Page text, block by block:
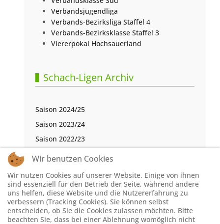
Verbandsjugendliga
Verbands-Bezirksliga Staffel 4
Verbands-Bezirksklasse Staffel 3
Viererpokal Hochsauerland
Schach-Ligen Archiv
Saison 2024/25
Saison 2023/24
Saison 2022/23
Saison 2021/22
Saison 2019/20
Saison 2018/19
Saison 2017/18
Wir benutzen Cookies
Wir nutzen Cookies auf unserer Website. Einige von ihnen
sind essenziell für den Betrieb der Seite, während andere
uns helfen, diese Website und die Nutzererfahrung zu
verbessern (Tracking Cookies). Sie können selbst
entscheiden, ob Sie die Cookies zulassen möchten. Bitte
beachten Sie, dass bei einer Ablehnung womöglich nicht